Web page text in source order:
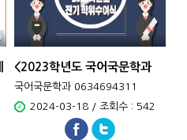
<2023학년도 국어국문학과
졸..
국어국문학과 0634694311
2024-03-18 / 조회수 : 542